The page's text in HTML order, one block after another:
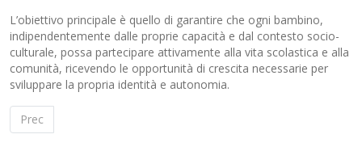
L’obiettivo principale è quello di garantire che ogni bambino,
indipendentemente dalle proprie capacità e dal contesto socio-
culturale, possa partecipare attivamente alla vita scolastica e alla
comunità, ricevendo le opportunità di crescita necessarie per
sviluppare la propria identità e autonomia.
Prec